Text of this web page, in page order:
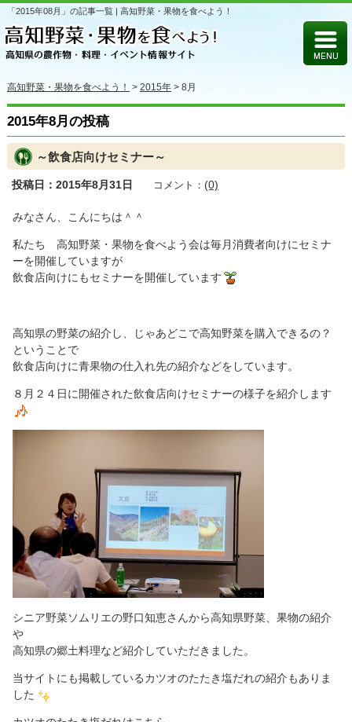
「2015年08月」の記事一覧 | 高知野菜・果物を食べよう！
高知野菜・果物を食べよう！ > 2015年> 8月
2015年8月の投稿
～飲食店向けセミナー～
投稿日：2015年8月31日 コメント： (0)
みなさん、こんにちは＾＾
私たち 高知野菜・果物を食べよう会は毎月消費者向けにセミナ
ーを開催していますが
飲食店向けにもセミナーを開催しています
高知県の野菜の紹介し、じゃあどこで高知野菜を購入できるの？
ということで
飲食店向けに青果物の仕入れ先の紹介などをしています。
８月２４日に開催された飲食店向けセミナーの様子を紹介します
シニア野菜ソムリエの野口知恵さんから高知県野菜、果物の紹介
や
高知県の郷土料理など紹介していただきました。
当サイトにも掲載しているカツオのたたき塩だれの紹介もありま
した